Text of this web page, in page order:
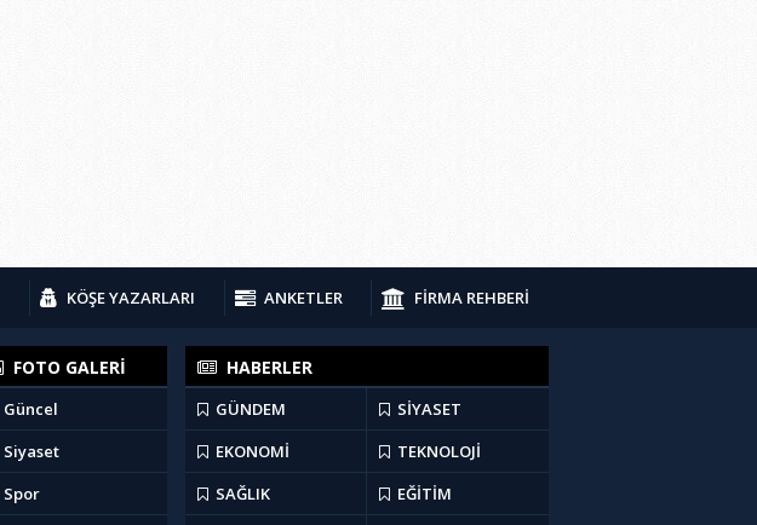
KÖŞE YAZARLARI ANKETLER FİRMA REHBERİ
FOTO GALERİ
Güncel
Siyaset
Spor
HABERLER
GÜNDEM
SİYASET
EKONOMİ
TEKNOLOJİ
SAĞLIK
EĞİTİM